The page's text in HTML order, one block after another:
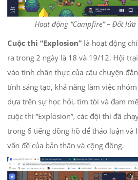
Hoạt động “Campfire” – Đốt
Cuộc thi “Explosion” là hoạt động
ra trong 2 ngày là 18 và 19/12. Hội
vào tính chân thực của câu chuyện
tính sáng tạo, khả năng làm việc
dựa trên sự học hỏi, tìm tòi và đam
cuộc thi “Explosion”, các đội thi đã
trong 6 tiếng đồng hồ để thảo luận và
vấn đề của bản thân và cộng đồng.